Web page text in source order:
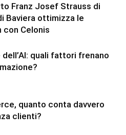
Franz Josef Strauss di
Baviera ottimizza le
con Celonis
quali fattori frenano
quanto conta davvero
clienti?